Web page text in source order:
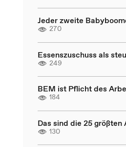
Jeder zweite
270
Essenszuschuss als
249
BEM ist Pflicht des
184
Das sind die 25
130